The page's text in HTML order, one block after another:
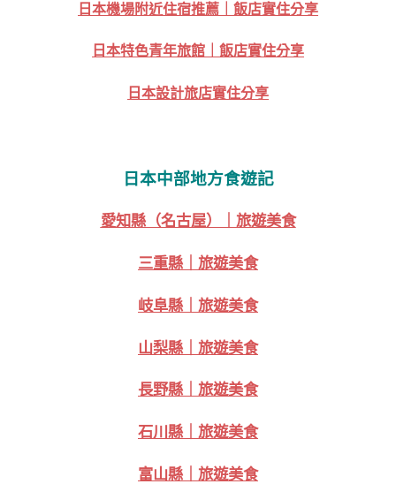
日本機場附近住宿推薦｜飯店實住分享
日本特色青年旅館｜飯店實住分享
日本設計旅店實住分享
日本中部地方食遊記
愛知縣（名古屋）｜旅遊美食
三重縣｜旅遊美食
岐阜縣｜旅遊美食
山梨縣｜旅遊美食
長野縣｜旅遊美食
石川縣｜旅遊美食
富山縣｜旅遊美食